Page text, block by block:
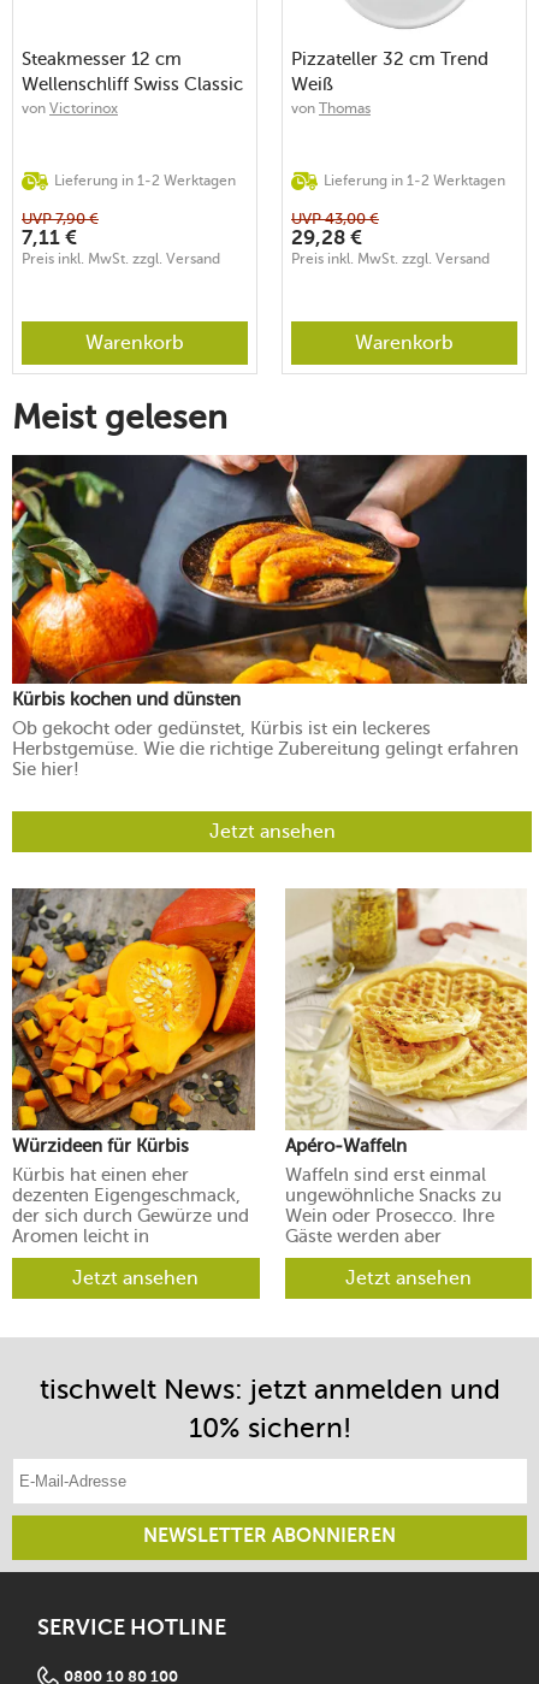
Steakmesser 12 cm
Wellenschliff Swiss Classic
Gourmet schwarz
von Victorinox
Lieferung in 1-2 Werktagen
UVP7,90 €
7,11 €
Preis inkl. MwSt. zzgl. Versand
Warenkorb
Pizzateller 32 cm Trend
Weiß
von Thomas
Lieferung in 1-2 Werktagen
UVP43,00 €
29,28 €
Preis inkl. MwSt. zzgl. Versand
Warenkorb
Meist gelesen
Kürbis kochen und dünsten
Ob gekocht oder gedünstet, Kürbis ist ein leckeres
Herbstgemüse. Wie die richtige Zubereitung gelingt erfahren
Sie hier!
Jetzt ansehen
Würzideen für Kürbis
Kürbis hat einen eher
dezenten Eigengeschmack,
der sich durch Gewürze und
Aromen leicht in
verschiedene Richtungen
lenken lässt.Jetzt ansehen
Apéro-Waffeln
Waffeln sind erst einmal
ungewöhnliche Snacks zu
Wein oder Prosecco. Ihre
Gäste werden aber
begeistert sein.
Jetzt ansehen
tischwelt News: jetzt anmelden und
10% sichern!
E-Mail-Adresse eintragen
NEWSLETTER ABONNIEREN
SERVICE HOTLINE
0800 10 80 100